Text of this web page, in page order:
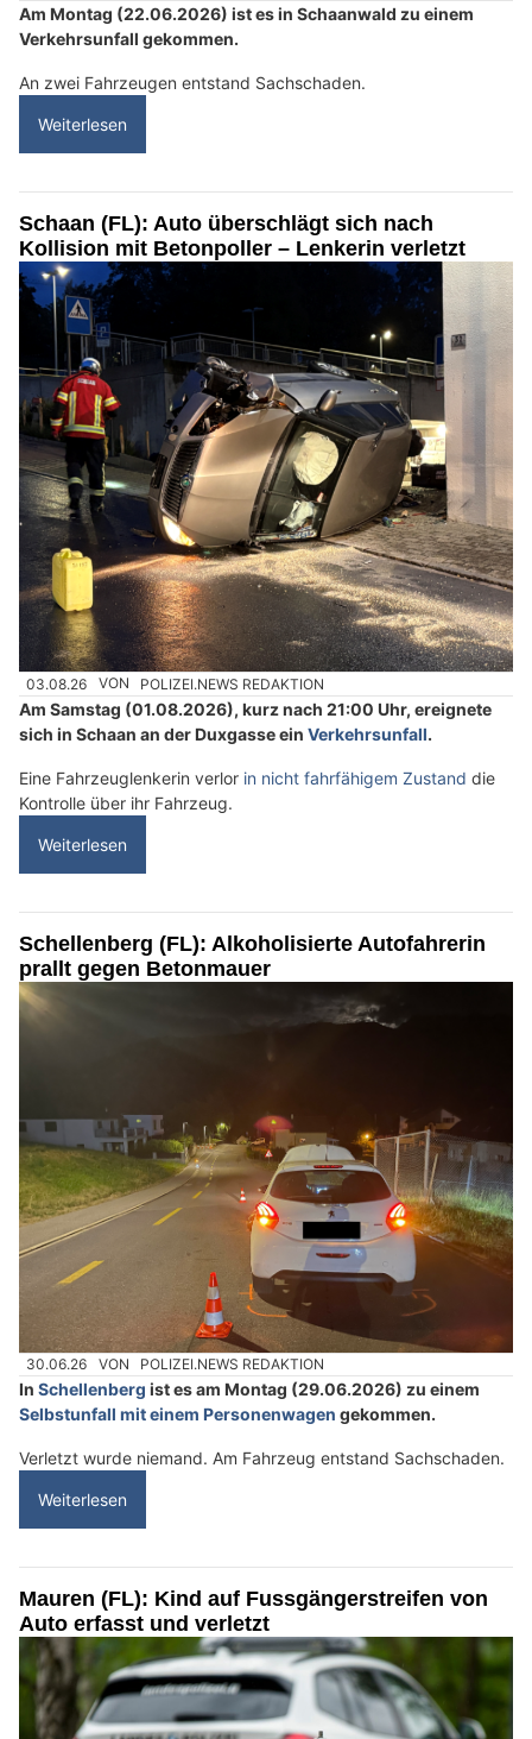
Am Montag (22.06.2026) ist es in Schaanwald zu einem
Verkehrsunfall gekommen.
An zwei Fahrzeugen entstand Sachschaden.
Weiterlesen
Schaan (FL): Auto überschlägt sich nach
Kollision mit Betonpoller – Lenkerin verletzt
03.08.26 VON POLIZEI.NEWS REDAKTION
Am Samstag (01.08.2026), kurz nach 21:00 Uhr, ereignete
sich in Schaan an der Duxgasse ein Verkehrsunfall.
Eine Fahrzeuglenkerin verlor in nicht fahrfähigem Zustand die
Kontrolle über ihr Fahrzeug.
Weiterlesen
Schellenberg (FL): Alkoholisierte Autofahrerin
prallt gegen Betonmauer
30.06.26 VON POLIZEI.NEWS REDAKTION
In Schellenberg ist es am Montag (29.06.2026) zu einem
Selbstunfall mit einem Personenwagen gekommen.
Verletzt wurde niemand. Am Fahrzeug entstand Sachschaden.
Weiterlesen
Mauren (FL): Kind auf Fussgängerstreifen von
Auto erfasst und verletzt